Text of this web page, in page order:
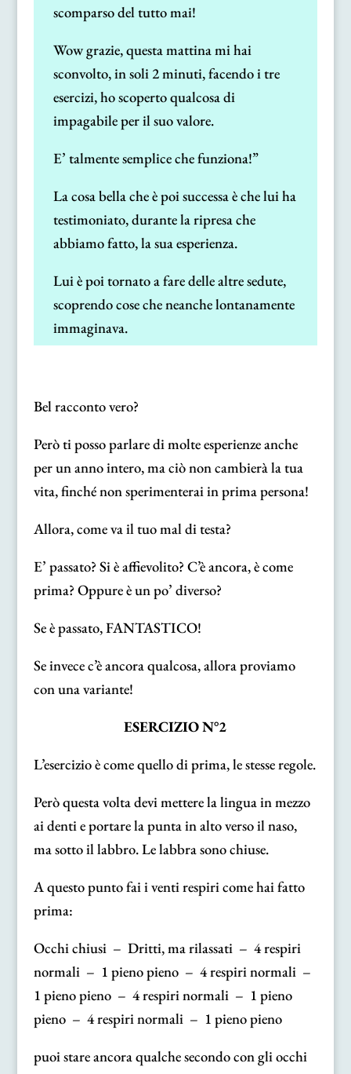
scomparso del tutto mai!
Wow grazie, questa mattina mi hai
sconvolto, in soli 2 minuti, facendo i tre
esercizi, ho scoperto qualcosa di
impagabile per il suo valore.
E’ talmente semplice che funziona!”
La cosa bella che è poi successa è che lui ha
testimoniato, durante la ripresa che
abbiamo fatto, la sua esperienza.
Lui è poi tornato a fare delle altre sedute,
scoprendo cose che neanche lontanamente
immaginava.
Bel racconto vero?
Però ti posso parlare di molte esperienze anche
per un anno intero, ma ciò non cambierà la tua
vita, finché non sperimenterai in prima persona!
Allora, come va il tuo mal di testa?
E’ passato? Si è affievolito? C’è ancora, è come
prima? Oppure è un po’ diverso?
Se è passato, FANTASTICO!
Se invece c’è ancora qualcosa, allora proviamo
con una variante!
ESERCIZIO N°2
L’esercizio è come quello di prima, le stesse regole.
Però questa volta devi mettere la lingua in mezzo
ai denti e portare la punta in alto verso il naso,
ma sotto il labbro. Le labbra sono chiuse.
A questo punto fai i venti respiri come hai fatto
prima:
Occhi chiusi – Dritti, ma rilassati – 4 respiri
normali – 1 pieno pieno – 4 respiri normali –
1 pieno pieno – 4 respiri normali – 1 pieno
pieno – 4 respiri normali – 1 pieno pieno
puoi stare ancora qualche secondo con gli occhi